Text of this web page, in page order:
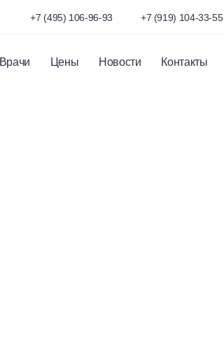
+7 (495) 106-96-93 +7 (919) 104-33-55
Врачи Цены Новости Контакты